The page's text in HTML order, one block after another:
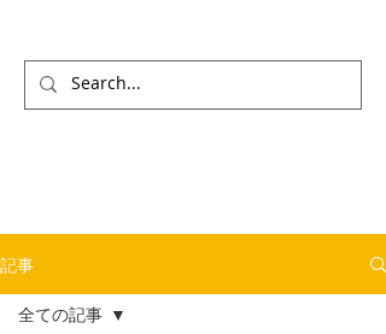
記事
全ての記事